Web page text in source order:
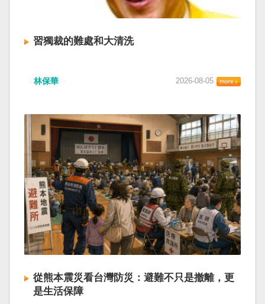
習獨裁的難處和大清洗
林保華 2026-08-05
從熊本震災看台灣防災：避難不只是撤離，更
是生活保障